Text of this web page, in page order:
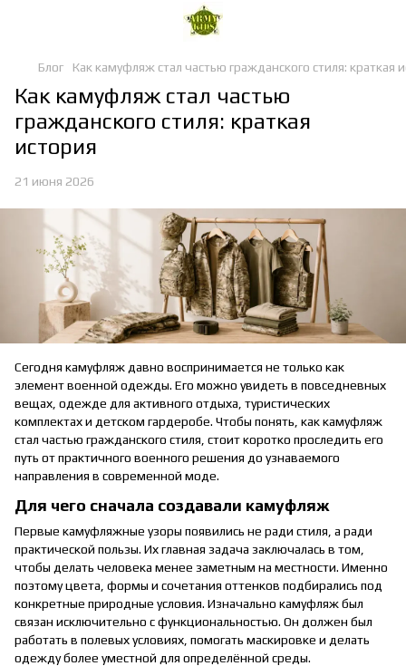
Блог Как камуфляж стал частью гражданского стиля: краткая
Как камуфляж стал частью
гражданского стиля: краткая
история
21 июня 2026
Сегодня камуфляж давно воспринимается не только как
элемент военной одежды. Его можно увидеть в повседневных
вещах, одежде для активного отдыха, туристических
комплектах и детском гардеробе. Чтобы понять, как камуфляж
стал частью гражданского стиля, стоит коротко проследить его
путь от практичного военного решения до узнаваемого
направления в современной моде.
Для чего сначала создавали камуфляж
Первые камуфляжные узоры появились не ради стиля, а ради
практической пользы. Их главная задача заключалась в том,
чтобы делать человека менее заметным на местности. Именно
поэтому цвета, формы и сочетания оттенков подбирались под
конкретные природные условия. Изначально камуфляж был
связан исключительно с функциональностью. Он должен был
работать в полевых условиях, помогать маскировке и делать
одежду более уместной для определённой среды.